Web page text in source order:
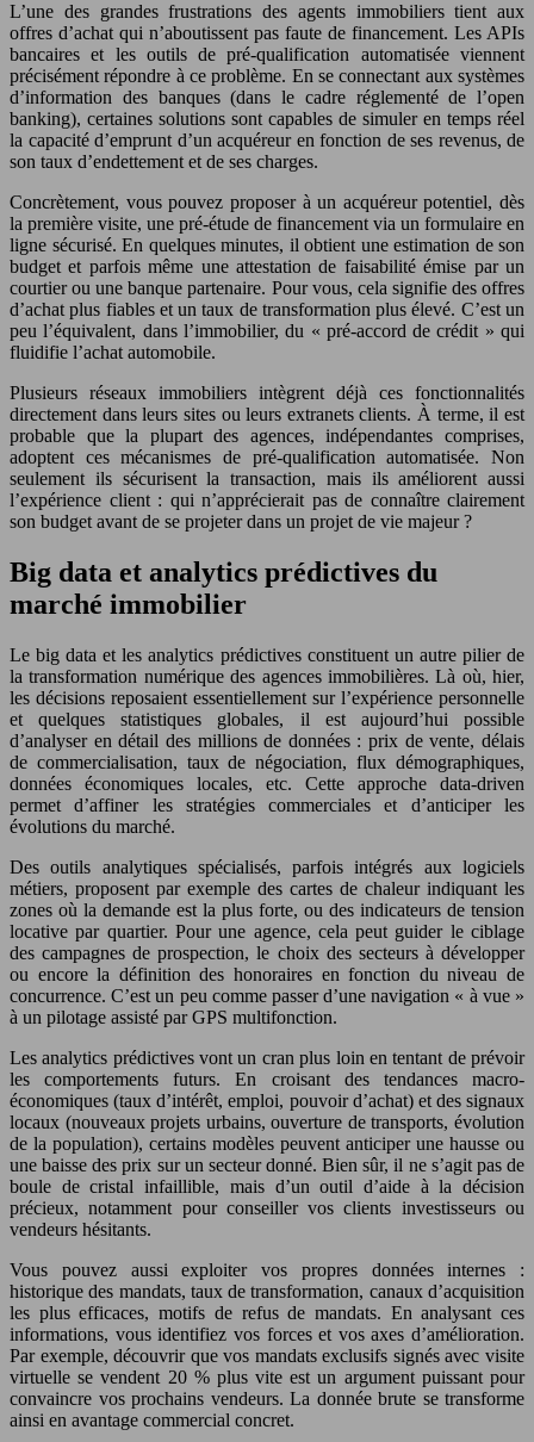
L’une des grandes frustrations des agents immobiliers tient aux
offres d’achat qui n’aboutissent pas faute de financement. Les APIs
bancaires et les outils de pré-qualification automatisée viennent
précisément répondre à ce problème. En se connectant aux systèmes
d’information des banques (dans le cadre réglementé de l’open
banking), certaines solutions sont capables de simuler en temps réel
la capacité d’emprunt d’un acquéreur en fonction de ses revenus, de
son taux d’endettement et de ses charges.
Concrètement, vous pouvez proposer à un acquéreur potentiel, dès
la première visite, une pré-étude de financement via un formulaire en
ligne sécurisé. En quelques minutes, il obtient une estimation de son
budget et parfois même une attestation de faisabilité émise par un
courtier ou une banque partenaire. Pour vous, cela signifie des offres
d’achat plus fiables et un taux de transformation plus élevé. C’est un
peu l’équivalent, dans l’immobilier, du « pré-accord de crédit » qui
fluidifie l’achat automobile.
Plusieurs réseaux immobiliers intègrent déjà ces fonctionnalités
directement dans leurs sites ou leurs extranets clients. À terme, il est
probable que la plupart des agences, indépendantes comprises,
adoptent ces mécanismes de pré-qualification automatisée. Non
seulement ils sécurisent la transaction, mais ils améliorent aussi
l’expérience client : qui n’apprécierait pas de connaître clairement
son budget avant de se projeter dans un projet de vie majeur ?
Big data et analytics prédictives du
marché immobilier
Le big data et les analytics prédictives constituent un autre pilier de
la transformation numérique des agences immobilières. Là où, hier,
les décisions reposaient essentiellement sur l’expérience personnelle
et quelques statistiques globales, il est aujourd’hui possible
d’analyser en détail des millions de données : prix de vente, délais
de commercialisation, taux de négociation, flux démographiques,
données économiques locales, etc. Cette approche data-driven
permet d’affiner les stratégies commerciales et d’anticiper les
évolutions du marché.
Des outils analytiques spécialisés, parfois intégrés aux logiciels
métiers, proposent par exemple des cartes de chaleur indiquant les
zones où la demande est la plus forte, ou des indicateurs de tension
locative par quartier. Pour une agence, cela peut guider le ciblage
des campagnes de prospection, le choix des secteurs à développer
ou encore la définition des honoraires en fonction du niveau de
concurrence. C’est un peu comme passer d’une navigation « à vue »
à un pilotage assisté par GPS multifonction.
Les analytics prédictives vont un cran plus loin en tentant de prévoir
les comportements futurs. En croisant des tendances macro-
économiques (taux d’intérêt, emploi, pouvoir d’achat) et des signaux
locaux (nouveaux projets urbains, ouverture de transports, évolution
de la population), certains modèles peuvent anticiper une hausse ou
une baisse des prix sur un secteur donné. Bien sûr, il ne s’agit pas de
boule de cristal infaillible, mais d’un outil d’aide à la décision
précieux, notamment pour conseiller vos clients investisseurs ou
vendeurs hésitants.
Vous pouvez aussi exploiter vos propres données internes :
historique des mandats, taux de transformation, canaux d’acquisition
les plus efficaces, motifs de refus de mandats. En analysant ces
informations, vous identifiez vos forces et vos axes d’amélioration.
Par exemple, découvrir que vos mandats exclusifs signés avec visite
virtuelle se vendent 20 % plus vite est un argument puissant pour
convaincre vos prochains vendeurs. La donnée brute se transforme
ainsi en avantage commercial concret.